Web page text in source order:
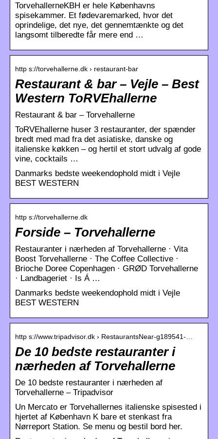
TorvehallerneKBH er hele Københavns
spisekammer. Et fødevaremarked, hvor det
oprindelige, det nye, det gennemtænkte og det
langsomt tilberedte får mere end …
http s://torvehallerne.dk › restaurant-bar
Restaurant & bar – Vejle – Best
Western ToRVEhallerne
Restaurant & bar – Torvehallerne
ToRVEhallerne huser 3 restauranter, der spænder
bredt med mad fra det asiatiske, danske og
italienske køkken – og hertil et stort udvalg af gode
vine, cocktails …
Danmarks bedste weekendophold midt i Vejle
BEST WESTERN
http s://torvehallerne.dk
Forside – Torvehallerne
Restauranter i nærheden af Torvehallerne · Vita
Boost Torvehallerne · The Coffee Collective ·
Brioche Doree Copenhagen · GRØD Torvehallerne
· Landbageriet · Is Á …
Danmarks bedste weekendophold midt i Vejle
BEST WESTERN
http s://www.tripadvisor.dk › RestaurantsNear-g189541-…
De 10 bedste restauranter i
nærheden af Torvehallerne
De 10 bedste restauranter i nærheden af
Torvehallerne – Tripadvisor
Un Mercato er Torvehallernes italienske spisested i
hjertet af København K bare et stenkast fra
Nørreport Station. Se menu og bestil bord her.